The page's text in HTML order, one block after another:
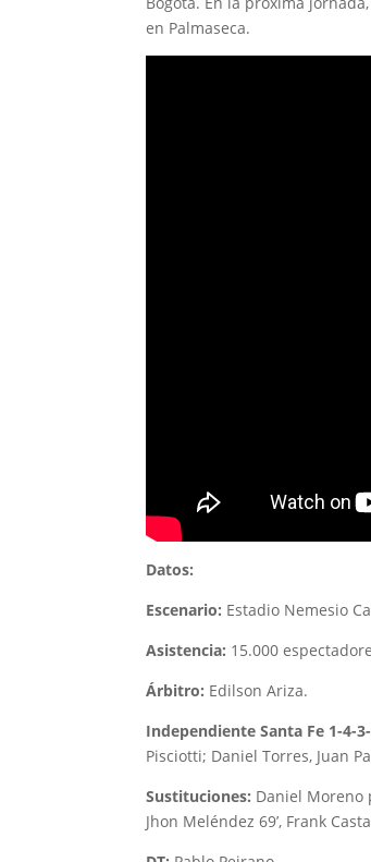
en Palmaseca.
Datos:
Escenario: Estadio Nemesio
Asistencia: 15.000
Árbitro: Edilson Ariza.
Independiente Santa Fe 1-4-
Pisciotti; Daniel Torres, Juan
Sustituciones: Daniel Moreno
Jhon Meléndez 69’, Frank